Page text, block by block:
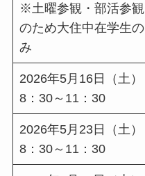
※土曜参観・部活参観
のため大住中在学生の
み
2026年5月16日（土）
8：30～11：30
2026年5月23日（土）
8：30～11：30